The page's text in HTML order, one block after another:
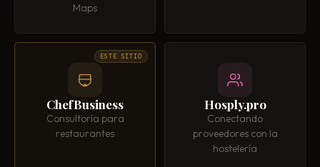
Maps
ChefBusiness
Consultoría para
restaurantes
ESTE SITIO
Hosply.pro
Conectando
proveedores con la
hostelería